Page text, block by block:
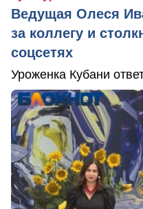
Ведущая Олеся
за коллегу и
соцсетях
Уроженка Кубани